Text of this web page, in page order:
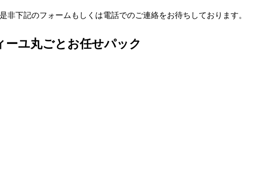
下記のフォームもしくは電話でのご連絡をお待ちしております。
ユ丸ごとお任せパック